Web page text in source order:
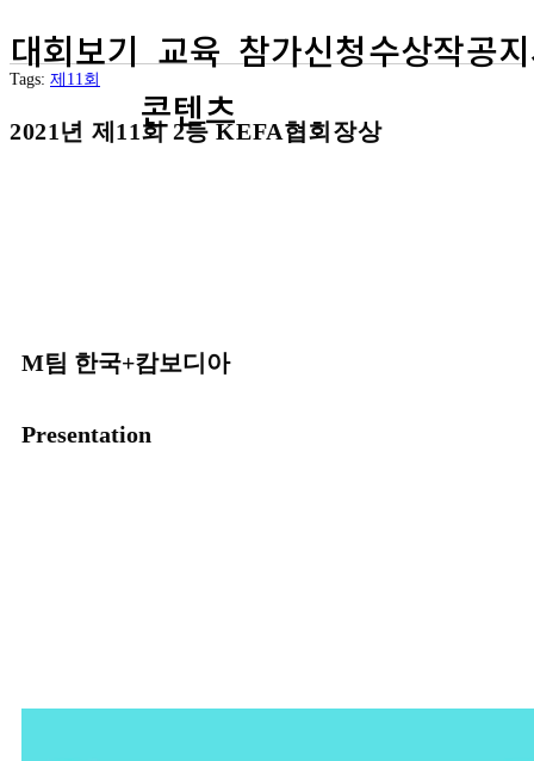
대회보기 교육
콘텐츠
참가신청수상작공
Tags: 제11회
2021년 제11회 2등 KEFA협회장상
M팀 한국+캄보디아
Presentation